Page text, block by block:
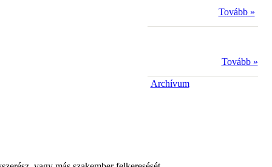
Tovább »
Tovább »
Archívum